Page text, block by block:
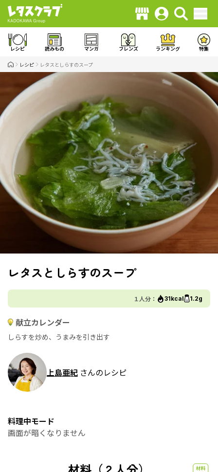
レシピ 読みもの マンガ フレンズ ランキング 特集
レシピ レタスとしらすのスープ
レタスとしらすのスープ
１人分： 31kcal 1.2g
献立カレンダー
しらすを炒め、うまみを引き出す
上島亜紀 さんのレシピ
料理中モード
画面が暗くなりません